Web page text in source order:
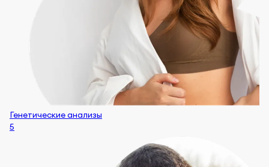
Генетические анализы
5